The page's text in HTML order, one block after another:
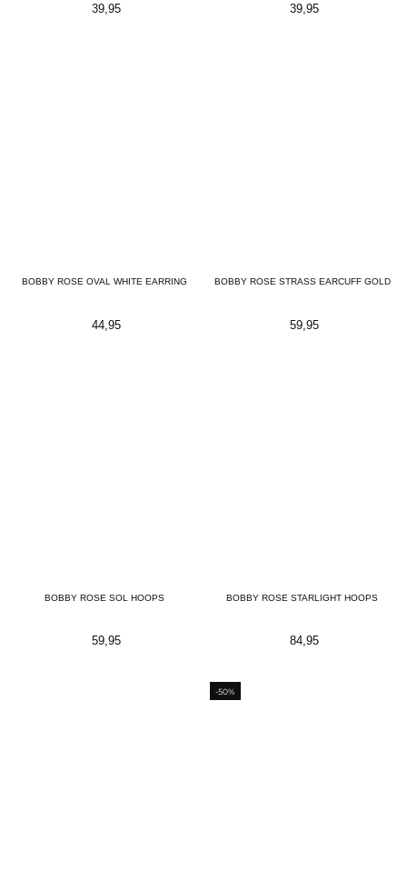
39,95 39,95
BOBBY ROSE OVAL WHITE EARRING
44,95
BOBBY ROSE STRASS EARCUFF GOLD
59,95
BOBBY ROSE SOL HOOPS
59,95
BOBBY ROSE STARLIGHT HOOPS
84,95
-50%